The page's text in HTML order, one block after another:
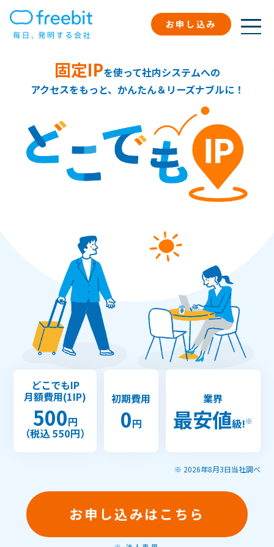
お申し込み
固定IPを使って社内システムへの
アクセスをもっと、かんたん＆リーズナブルに！
どこでもIP
月額費用(1IP)
500円
（税込 550円）
初期費用
0円
業界
最安値級!※
※ 2026年8月3日当社調べ
お申し込みはこちら